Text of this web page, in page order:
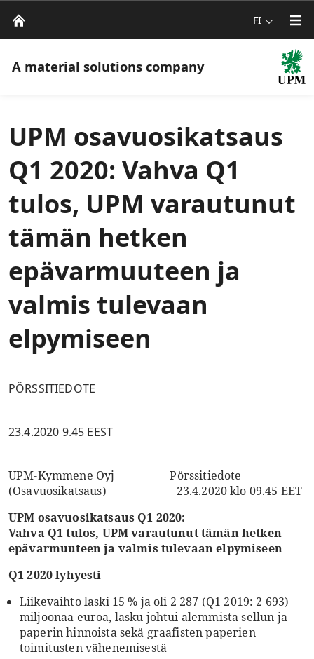
FI
A material solutions company
UPM osavuosikatsaus
Q1 2020: Vahva Q1
tulos, UPM varautunut
tämän hetken
epävarmuuteen ja
valmis tulevaan
elpymiseen
PÖRSSITIEDOTE
23.4.2020 9.45 EEST
UPM-Kymmene Oyj Pörssitiedote
(Osavuosikatsaus) 23.4.2020 klo 09.45 EET
UPM osavuosikatsaus Q1 2020:
Vahva Q1 tulos, UPM varautunut tämän hetken
epävarmuuteen ja valmis tulevaan elpymiseen
Q1 2020 lyhyesti
Liikevaihto laski 15 % ja oli 2 287 (Q1 2019: 2 693)
miljoonaa euroa, lasku johtui alemmista sellun ja
paperin hinnoista sekä graafisten paperien
toimitusten vähenemisestä